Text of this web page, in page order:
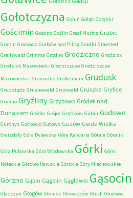
Gołotczyzna Gołuń Gołąb Gołąbki
Gościmin Gościno Goźlin Graal Muritz Grabie
Grabin Grabowo Grabów nad Pilicą Gradki Graested
Greifswald Grimma Grodno Grodziczno Grodzisk
Grodzisk Mazowiecki Grodziszcze Grodziszcze
Mazowieckie Gromadno Großenhain Grudusk
Grudziądz Gruenewald Grunwald Gruszka Gryfice
Gryfino Gryźliny Grzybowo Gródek nad
Dunajcem Gródki Grójec Grębków Gubin Gudowo
Guronys Gutkowo Gutowo Guzów Gwda Wielka
Gwizdały Góra Dylewska Góra Kalwaria Górale Góraliki
Góra Puławska Góra Włodowska Górki Górki
Noteckie Górowo Iławskie Górskie Góry Miechowskie
Górzno Gąbin Gągolin Gągławki Gąsocin
Gładczyn Głogów Głomsk Głowaczów Głuch Głuchów